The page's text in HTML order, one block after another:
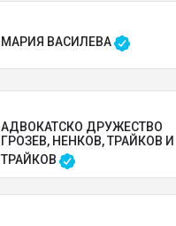
МАРИЯ ВАСИЛЕВА
АДВОКАТСКО ДРУЖЕСТВО
ГРОЗЕВ, НЕНКОВ, ТРАЙКОВ И
ТРАЙКОВ